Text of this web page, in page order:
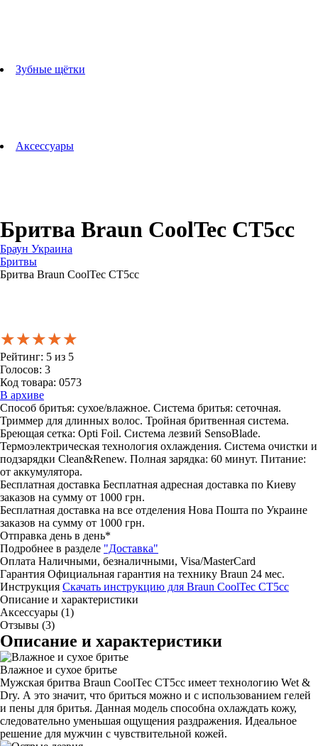
Зубные щётки
Аксессуары
Бритва Braun CoolTec CT5cc
Браун Украина
Бритвы
Бритва Braun CoolTec CT5cc
★★★★★
★★★★★
★★★★★
Рейтинг: 5 из 5
Голосов: 3
Код товара: 0573
В архиве
Способ бритья: сухое/влажное. Система бритья: сеточная.
Триммер для длинных волос. Тройная бритвенная система.
Бреющая сетка: Opti Foil. Система лезвий SensoBlade.
Термоэлектрическая технология охлаждения. Система очистки и
подзарядки Clean&Renew. Полная зарядка: 60 минут. Питание:
от аккумулятора.
Бесплатная доставка Бесплатная адресная доставка по Киеву
заказов на сумму от 1000 грн.
Бесплатная доставка на все отделения Нова Пошта по Украине
заказов на сумму от 1000 грн.
Отправка день в день*
Подробнее в разделе "Доставка"
Оплата Наличными, безналичными, Visa/MasterCard
Гарантия Официальная гарантия на технику Braun 24 мес.
Инструкция Скачать инструкцию для Braun CoolTec CT5cc
Описание и характеристики
Аксессуары (1)
Отзывы (3)
Описание и характеристики
Влажное и сухое бритье
Мужская бритва Braun CoolTec CT5cc имеет технологию Wet &
Dry. А это значит, что бриться можно и с использованием гелей
и пены для бритья. Данная модель способна охлаждать кожу,
следовательно уменьшая ощущения раздражения. Идеальное
решение для мужчин с чувствительной кожей.